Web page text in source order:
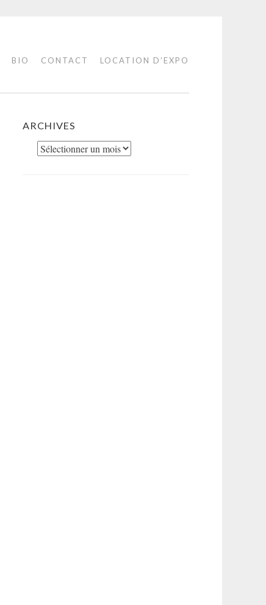
BIO CONTACT LOCATION D’EXPO
ARCHIVES
Archives